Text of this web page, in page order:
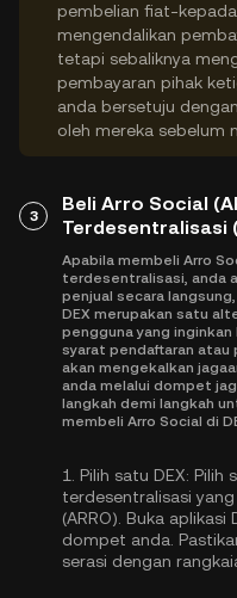
pembelian fiat-
mengendalikan
tetapi sebaliknya
pembayaran pihak
anda bersetuju
oleh mereka sebelum
3
Beli Arro Social
Terdesentralisasi
Apabila membeli Arro
terdesentralisasi, anda
penjual secara
DEX merupakan satu
pengguna yang
syarat pendaftaran
akan mengekalkan
anda melalui dompet
langkah demi langkah
membeli Arro Social di
1. Pilih satu DEX: Pilih
terdesentralisasi
(ARRO). Buka
dompet anda.
serasi dengan